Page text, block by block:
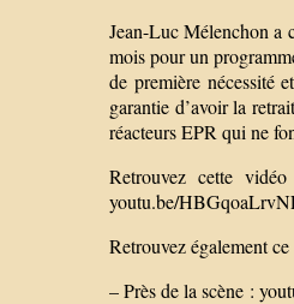
Jean-Luc Mélenchon a
mois pour un
de première nécessité
garantie d’avoir la
réacteurs EPR qui ne
Retrouvez cette
youtu.be/
Retrouvez également
– Près de la scène :